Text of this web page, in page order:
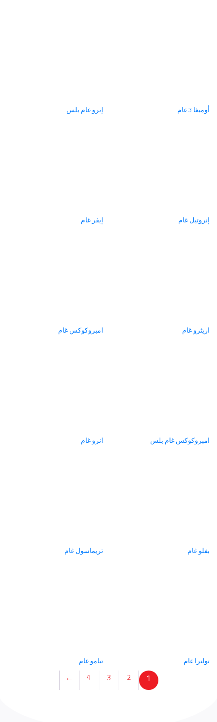
أوميغا 3 غام إنرو غام بلس
إنروتيل غام إيفر غام
اريثرو غام امبروكوكس غام
امبروكوكس غام بلس انرو غام
بفلو غام تريماسول غام
تولترا غام تيامو غام
1
2
3
4
←